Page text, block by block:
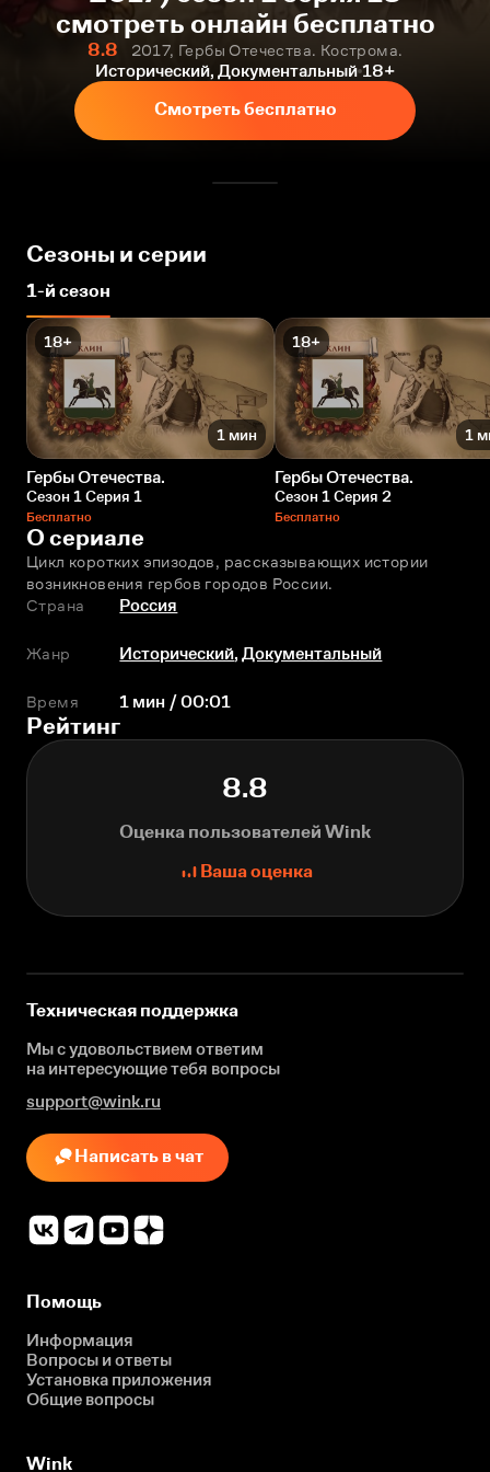
смотреть онлайн бесплатно
8.8
2017, Гербы Отечества. Кострома.
Исторический, Документальный 18+
Смотреть бесплатно
Сезоны и серии
1-й сезон
18+
1 мин
Гербы Отечества.
Сезон 1 Серия 1
Бесплатно
18+
1
Гербы Отечества.
Сезон 1 Серия 2
Бесплатно
О сериале
Цикл коротких эпизодов, рассказывающих истории
возникновения гербов городов России.
Страна
Россия
Жанр Исторический,Документальный
Время 1 мин / 00:01
Рейтинг
8.8
Оценка пользователей Wink
Ваша оценка
Техническая поддержка
Мы с удовольствием ответим
на интересующиетебя вопросы
support@wink.ru
Написать в чат
Помощь
Информация
Вопросы и ответы
Установка приложения
Общие вопросы
Wink